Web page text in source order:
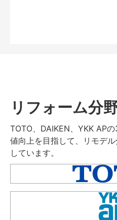
リフォーム分
TOTO、DAIKEN、YKK AP
値向上を目指して、リモデ
しています。